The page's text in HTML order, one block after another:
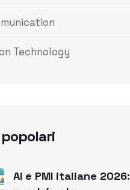
Technology
AI e PMI italiane 2026: